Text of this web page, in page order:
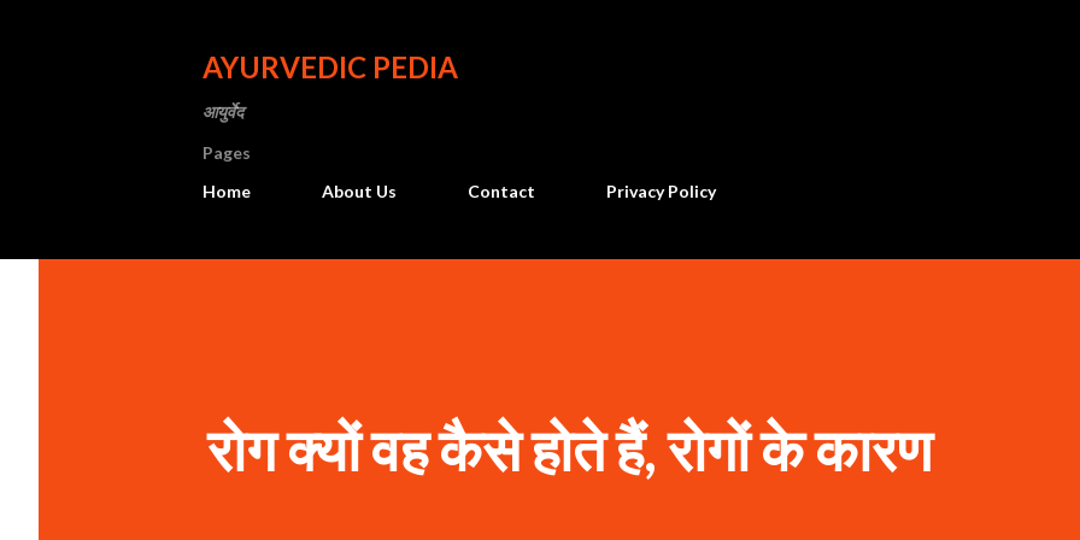
AYURVEDIC PEDIA
आयुर्वेद
Pages
Home
About Us Contact Privacy Policy
रोग क्यों वह कैसे होते हैं, रोगों के कारण